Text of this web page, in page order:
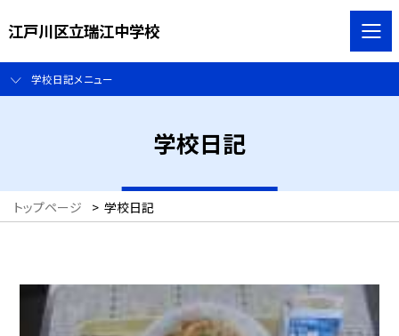
江戸川区立瑞江中学校
学校日記メニュー
学校日記
トップページ > 学校日記